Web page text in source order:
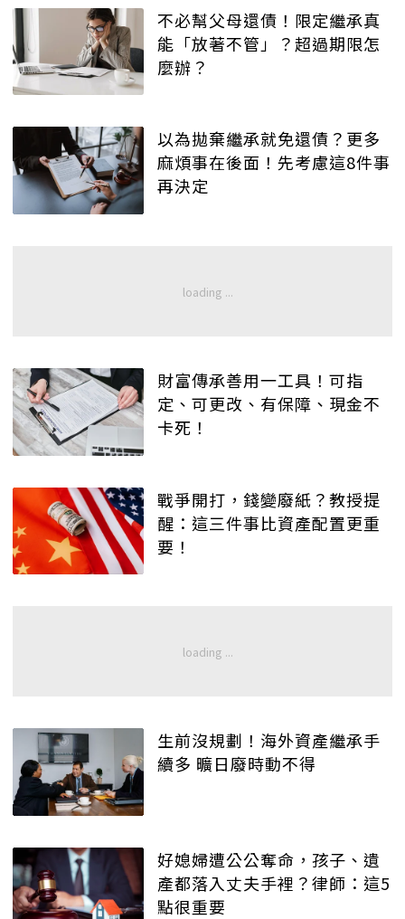
不必幫父母還債！限定繼承真
能「放著不管」？超過期限怎
麼辦？
以為拋棄繼承就免還債？更多
麻煩事在後面！先考慮這8件事
再決定
財富傳承善用一工具！可指
定、可更改、有保障、現金不
卡死！
戰爭開打，錢變廢紙？教授提
醒：這三件事比資產配置更重
要！
生前沒規劃！海外資產繼承手
續多 曠日廢時動不得
好媳婦遭公公奪命，孩子、遺
產都落入丈夫手裡？律師：這5
點很重要